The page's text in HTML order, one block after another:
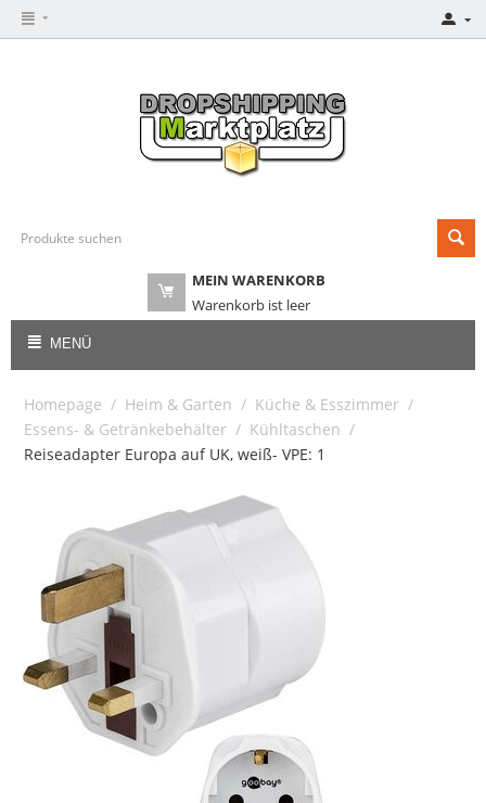
MEIN WARENKORB
Warenkorb ist leer
MENÜ
Homepage / Heim & Garten / Küche & Esszimmer /
Essens- & Getränkebehälter / Kühltaschen /
Reiseadapter Europa auf UK, weiß- VPE: 1